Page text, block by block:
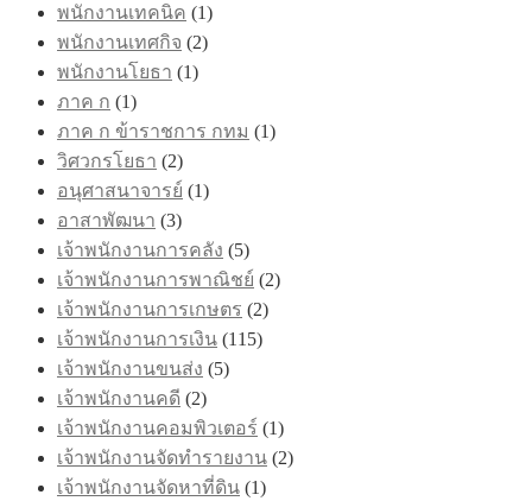
พนักงานเทคนิค (1)
พนักงานเทศกิจ (2)
พนักงานโยธา (1)
ภาค ก (1)
ภาค ก ข้าราชการ กทม (1)
วิศวกรโยธา (2)
อนุศาสนาจารย์ (1)
อาสาพัฒนา (3)
เจ้าพนักงานการคลัง (5)
เจ้าพนักงานการพาณิชย์ (2)
เจ้าพนักงานการเกษตร (2)
เจ้าพนักงานการเงิน (115)
เจ้าพนักงานขนส่ง (5)
เจ้าพนักงานคดี (2)
เจ้าพนักงานคอมพิวเตอร์ (1)
เจ้าพนักงานจัดทำรายงาน (2)
เจ้าพนักงานจัดหาที่ดิน (1)